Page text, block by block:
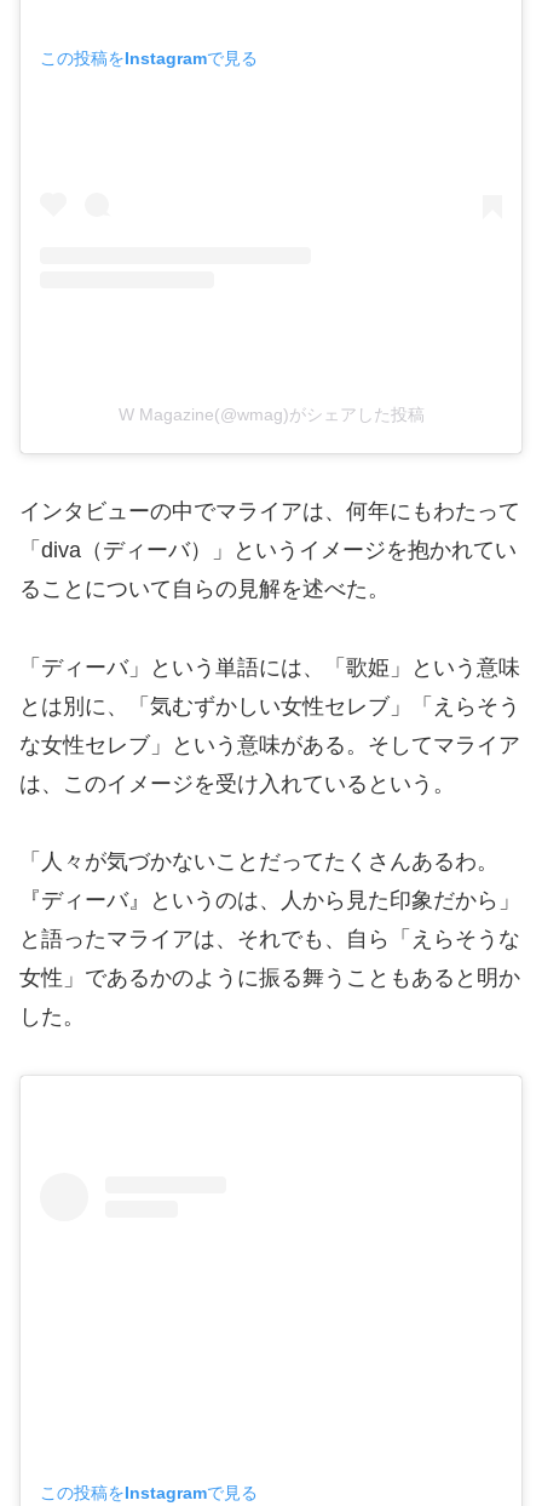
この投稿をInstagramで見る
W Magazine(@wmag)がシェアした投稿
インタビューの中でマライアは、何年にもわたって
「diva（ディーバ）」というイメージを抱かれてい
ることについて自らの見解を述べた。
「ディーバ」という単語には、「歌姫」という意味
とは別に、「気むずかしい女性セレブ」「えらそう
な女性セレブ」という意味がある。そしてマライア
は、このイメージを受け入れているという。
「人々が気づかないことだってたくさんあるわ。
『ディーバ』というのは、人から見た印象だから」
と語ったマライアは、それでも、自ら「えらそうな
女性」であるかのように振る舞うこともあると明か
した。
この投稿をInstagramで見る